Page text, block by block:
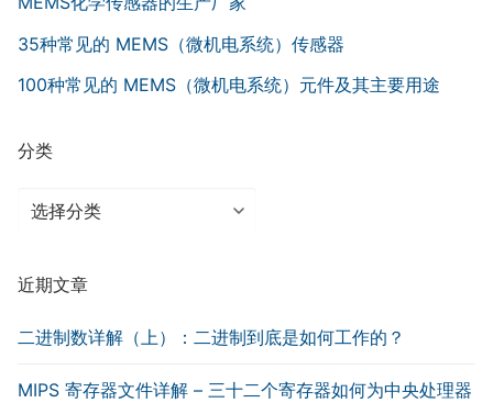
35种常见的 MEMS（微机电系统）传感器
100种常见的 MEMS（微机电系统）元件及其主要用途
分类
分
近期文章
二进制数详解（上）：二进制到底是如何工作的？
MIPS 寄存器文件详解 – 三十二个寄存器如何为中央处理器